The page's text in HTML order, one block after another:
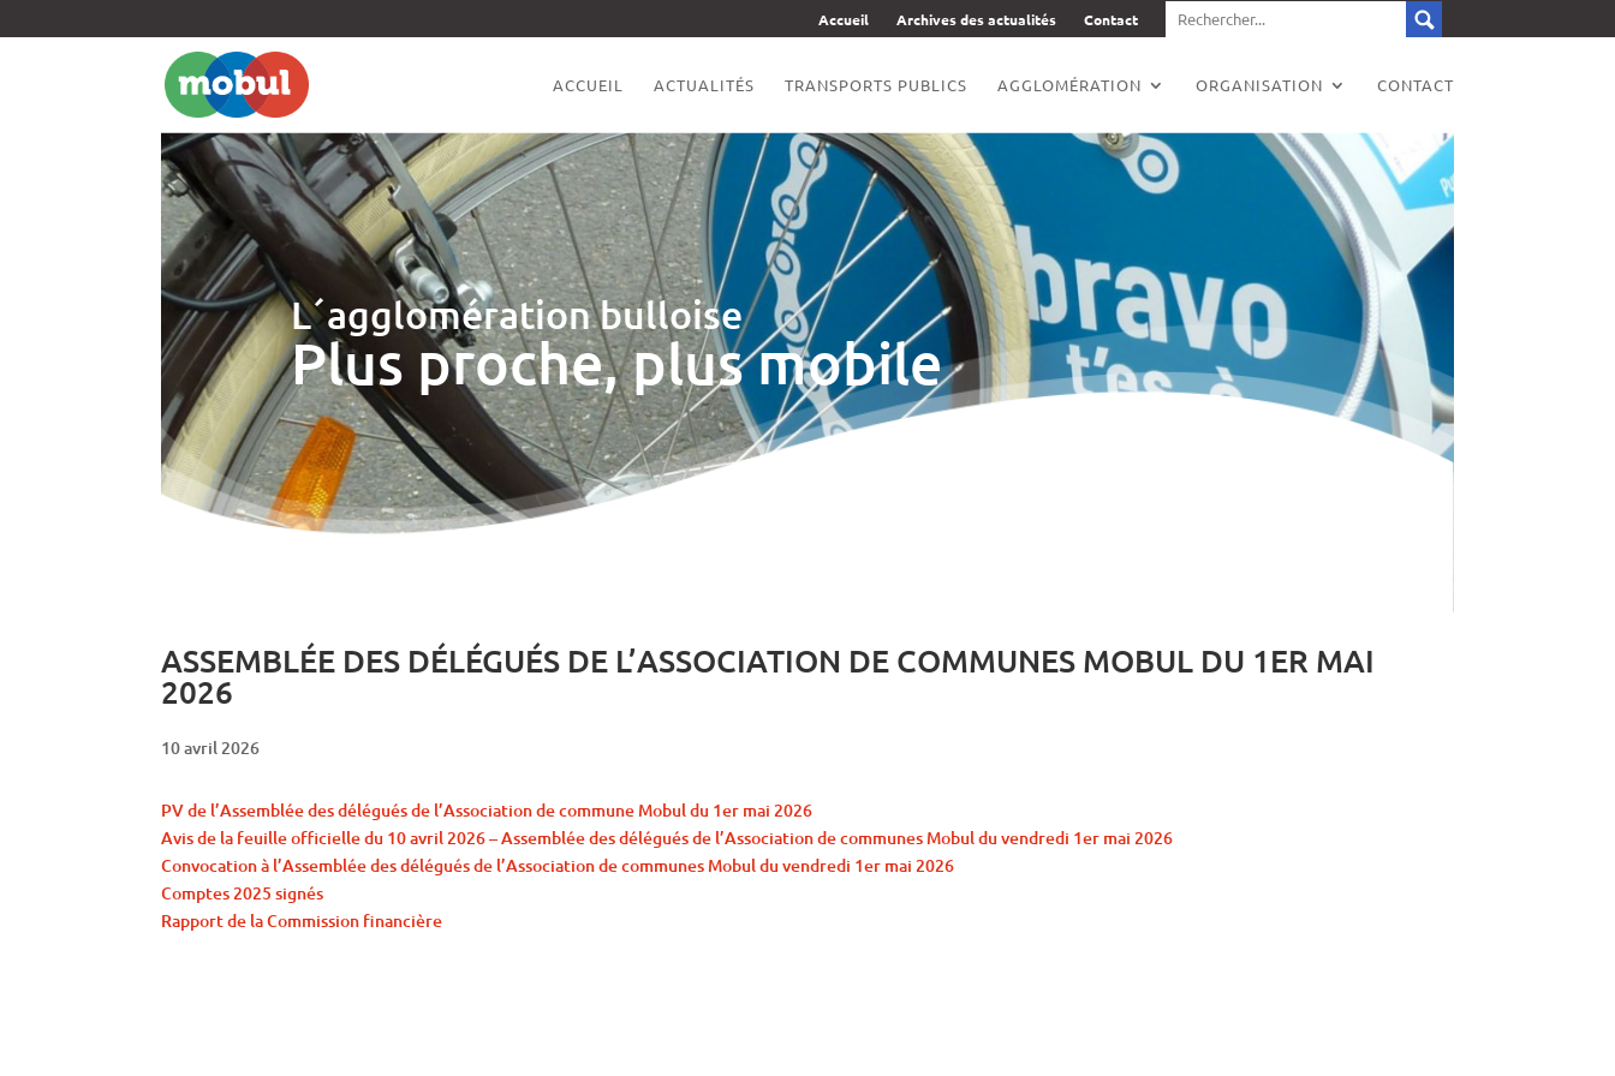
Accueil Archives des actualités Contact
ACCUEIL ACTUALITÉS TRANSPORTS PUBLICS AGGLOMÉRATION ORGANISATION CONTACT
L´agglomération bulloise
Plus proche, plus mobile
ASSEMBLÉE DES DÉLÉGUÉS DE L’ASSOCIATION DE COMMUNES MOBUL DU 1ER MAI
2026
10 avril 2026
PV de l’Assemblée des délégués de l’Association de commune Mobul du 1er mai 2026
Avis de la feuille officielle du 10 avril 2026 – Assemblée des délégués de l’Association de communes Mobul du vendredi 1er mai 2026
Convocation à l’Assemblée des délégués de l’Association de communes Mobul du vendredi 1er mai 2026
Comptes 2025 signés
Rapport de la Commission financière